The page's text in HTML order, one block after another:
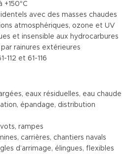
+150°C
avec des masses chaudes
atmosphériques, ozone et UV
et insensible aux hydrocarbures
rainures extérieures
112 et 61-116
eaux résiduelles, eau chaude
épandage, distribution
rampes
carrières, chantiers navals
d’arrimage, élingues, flexibles